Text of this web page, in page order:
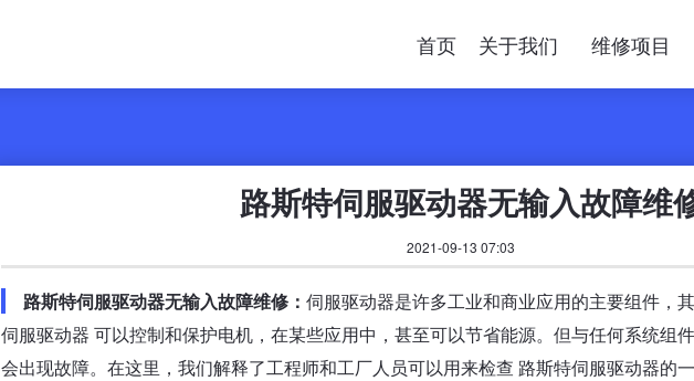
首页 关于我们 维修项目
路斯特伺服驱动器无输入故障维
2021-09-13 07:03
路斯特伺服驱动器无输入故障维修： 伺服驱动器是许多工业和商业应用的主要组件，
伺服驱动器 可以控制和保护电机，在某些应用中，甚至可以节省能源。但与任何系统组
会出现故障。在这里，我们解释了工程师和工厂人员可以用来检查 路斯特伺服驱动器的